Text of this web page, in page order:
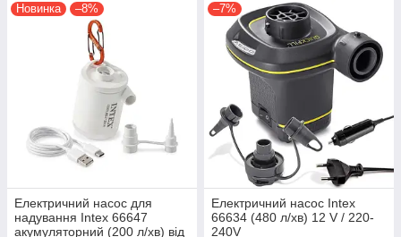
Новинка –8%
Електричний насос для
надування Intex 66647
акумуляторний (200 л/хв) від
–7%
Електричний насос Intex
66634 (480 л/хв) 12 V / 220-
240V